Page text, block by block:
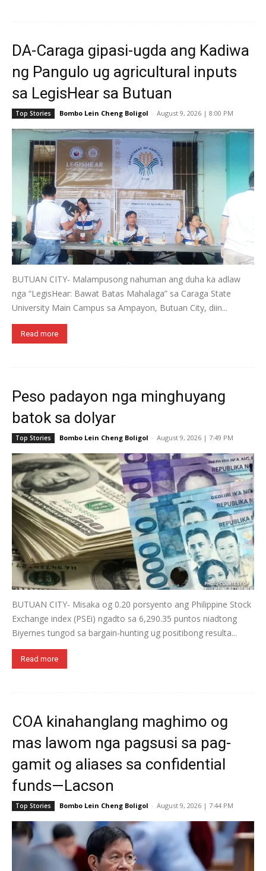
DA-Caraga gipasi-ugda ang Kadiwa
ng Pangulo ug agricultural inputs
sa LegisHear sa Butuan
Top Stories Bombo Lein Cheng Boligol - August 9, 2026 | 8:00 PM
BUTUAN CITY- Malampusong nahuman ang duha ka adlaw
nga “LegisHear: Bawat Batas Mahalaga” sa Caraga State
University Main Campus sa Ampayon, Butuan City, diin...
Read more
Peso padayon nga minghuyang
batok sa dolyar
Top Stories Bombo Lein Cheng Boligol - August 9, 2026 | 7:49 PM
BUTUAN CITY- Misaka og 0.20 porsyento ang Philippine Stock
Exchange index (PSEi) ngadto sa 6,290.35 puntos niadtong
Biyernes tungod sa bargain-hunting ug positibong resulta...
Read more
COA kinahanglang maghimo og
mas lawom nga pagsusi sa pag-
gamit og aliases sa confidential
funds—Lacson
Top Stories Bombo Lein Cheng Boligol - August 9, 2026 | 7:44 PM